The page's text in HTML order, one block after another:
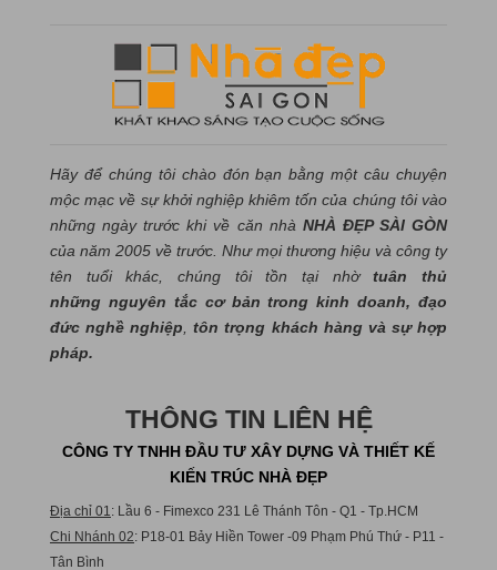
Hãy để chúng tôi chào đón bạn bằng một câu chuyện
mộc mạc về sự khởi nghiệp khiêm tốn của chúng tôi vào
những ngày trước khi về căn nhà NHÀ ĐẸP SÀI GÒN
của năm 2005 về trước. Như mọi thương hiệu và công ty
tên tuổi khác, chúng tôi tồn tại nhờtuân thủ
những nguyên tắc cơ bản trong kinh doanh, đạo
đức nghề nghiệp ,tôn trọng khách hàng và sự hợp
pháp.
THÔNG TIN LIÊN HỆ
CÔNG TY TNHH ĐẦU TƯ XÂY DỰNG VÀ THIẾT KẾ
KIẾN TRÚC NHÀ ĐẸP
Địa chỉ 01 : Lầu 6 - Fimexco 231 Lê Thánh Tôn - Q1 - Tp.HCM
Chi Nhánh 02: P18-01 Bảy Hiền Tower -09 Phạm Phú Thứ - P11 -
Tân Bình